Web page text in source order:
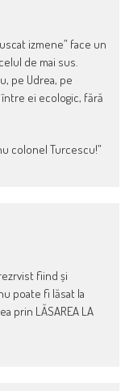
izmene” face un
de mai sus.
pe Udrea, pe
între ei ecologic, fără
colonel Turcescu!”
fiind și
poate fi lăsat la
prin LĂSAREA LA